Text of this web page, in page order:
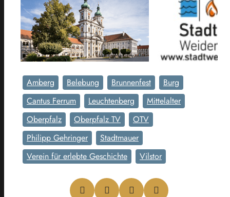
Amberg Belebung Brunnenfest
Burg
Cantus Ferrum
Leuchtenberg
Mittelalter
Oberpfalz
Oberpfalz TV
OTV
Philipp Gehringer
Stadtmauer
Verein für erlebte Geschichte
Vilstor